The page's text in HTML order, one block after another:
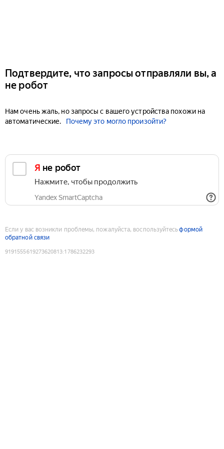
Подтвердите, что запросы отправляли вы, а
не робот
Нам очень жаль, но запросы с вашего устройства похожи на
автоматические.
Почему это могло произойти?
Я не робот
Нажмите, чтобы продолжить
Yandex SmartCaptcha
Если у вас возникли проблемы, пожалуйста, воспользуйтесьформой
обратной связи
9191555619273620813:1786232293